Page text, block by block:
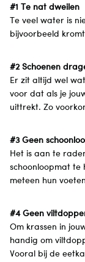
#1 Te nat dweilen
Te veel water is
bijvoorbeeld
#2 Schoenen
Er zit altijd wel
voor dat als je
uittrekt. Zo
#3 Geen
Het is aan te
schoonloopmat te
meteen hun
#4 Geen
Om krassen in
handig om
Vooral bij de